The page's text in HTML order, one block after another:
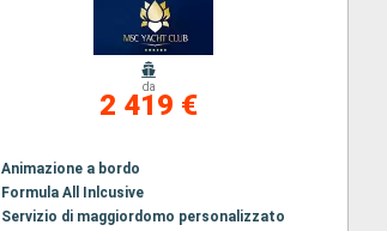
da
2 419 €
Animazione a bordo
Formula All Inlcusive
Servizio di maggiordomo personalizzato